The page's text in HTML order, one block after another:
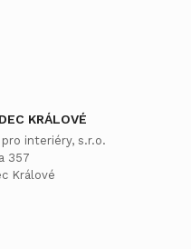
KRÁLOVÉ
interiéry, s.r.o.
357
Králové